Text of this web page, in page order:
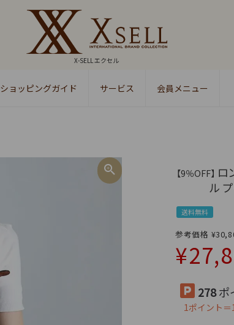
X-SELL エクセル
ショッピングガイド サービス 会員メニュー
検索
【9％OFF】 ロ
ル
送料無料
参考価格 ¥
¥
278ポ
1ポイント＝